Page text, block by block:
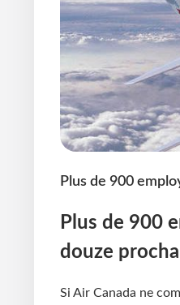
Plus de 900
Plus de 900
douze
Si Air Canada ne